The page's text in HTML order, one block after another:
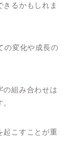
るかもしれま
の変化や成長の
の組み合わせは
起こすことが重